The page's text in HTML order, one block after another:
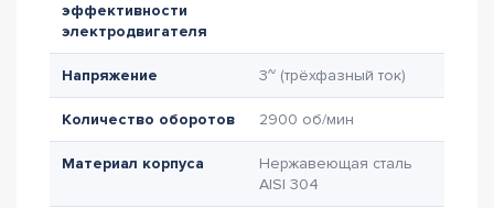
эффективности
электродвигателя
Напряжение 3~ (трёхфазный ток)
Количество оборотов 2900 об/мин
Материал корпуса
Нержавеющая сталь
AISI 304